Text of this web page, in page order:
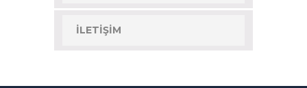
İLETIŞIM